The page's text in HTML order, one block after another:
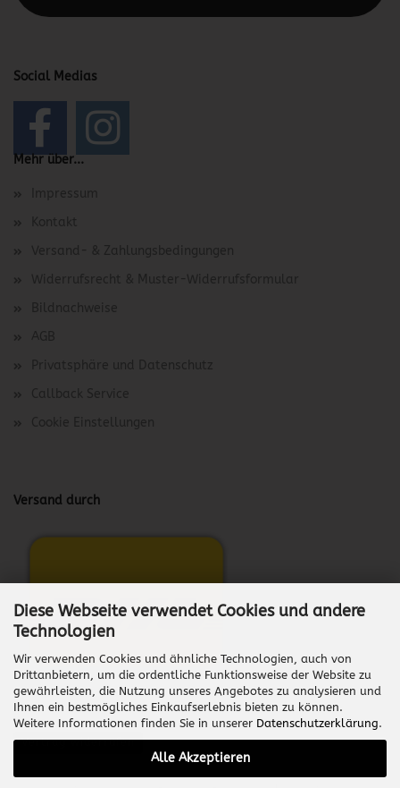
Diese Webseite verwendet Cookies und andere
Technologien
Wir verwenden Cookies und ähnliche Technologien, auch von
Drittanbietern, um die ordentliche Funktionsweise der Website zu
gewährleisten, die Nutzung unseres Angebotes zu analysieren und
Ihnen ein bestmögliches Einkaufserlebnis bieten zu können.
Weitere Informationen finden Sie in unserer Datenschutzerklärung.
Alle Akzeptieren
Social Medias
Mehr über...
Impressum
Kontakt
Versand- & Zahlungsbedingungen
Widerrufsrecht & Muster-Widerrufsformular
Bildnachweise
AGB
Privatsphäre und Datenschutz
Callback Service
Cookie Einstellungen
Versand durch
Vertrag widerrufen